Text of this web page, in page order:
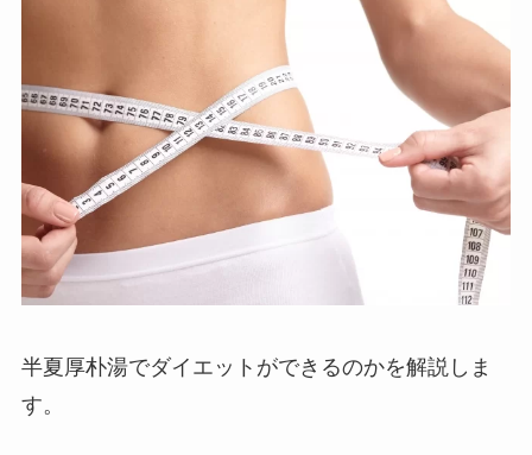
半夏厚朴湯でダイエットができるのかを解説しま
す。